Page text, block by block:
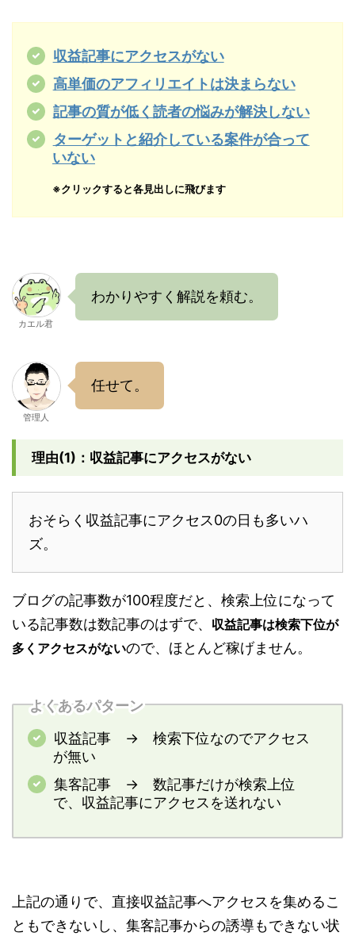
収益記事にアクセスがない
高単価のアフィリエイトは決まらない
記事の質が低く読者の悩みが解決しない
ターゲットと紹介している案件が合って
いない
※クリックすると各見出しに飛びます
カエル君
わかりやすく解説を頼む。
管理人
任せて。
理由(1)：収益記事にアクセスがない
おそらく収益記事にアクセス0の日も多いハ
ズ。
ブログの記事数が100程度だと、検索上位になって
いる記事数は数記事のはずで、 収益記事は検索下位が
多くアクセスがないので、ほとんど稼げません。
よくあるパターン
収益記事 → 検索下位なのでアクセス
が無い
集客記事 → 数記事だけが検索上位
で、収益記事にアクセスを送れない
上記の通りで、直接収益記事へアクセスを集めるこ
ともできないし、集客記事からの誘導もできない状